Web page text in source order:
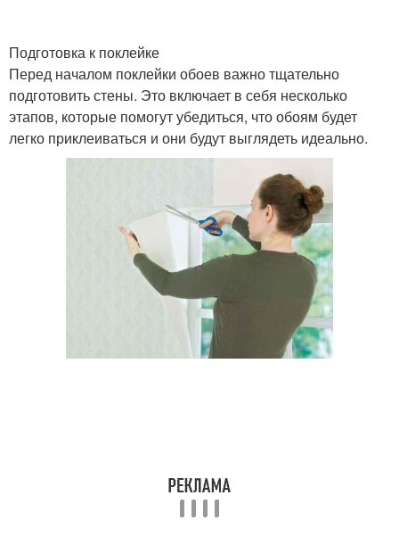
Подготовка к поклейке
Перед началом поклейки обоев важно тщательно
подготовить стены. Это включает в себя несколько
этапов, которые помогут убедиться, что обоям будет
легко приклеиваться и они будут выглядеть идеально.